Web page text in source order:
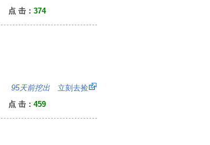
点 击： 374
95天前挖出 立刻去捡
点 击： 459